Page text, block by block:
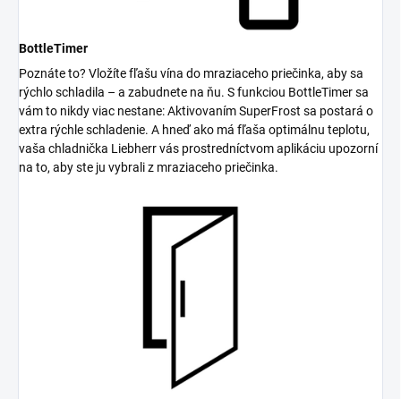
BottleTimer
Poznáte to? Vložíte fľašu vína do mraziaceho priečinka, aby sa
rýchlo schladila – a zabudnete na ňu. S funkciou BottleTimer sa
vám to nikdy viac nestane: Aktivovaním SuperFrost sa postará o
extra rýchle schladenie. A hneď ako má fľaša optimálnu teplotu,
vaša chladnička Liebherr vás prostredníctvom aplikáciu upozorní
na to, aby ste ju vybrali z mraziaceho priečinka.